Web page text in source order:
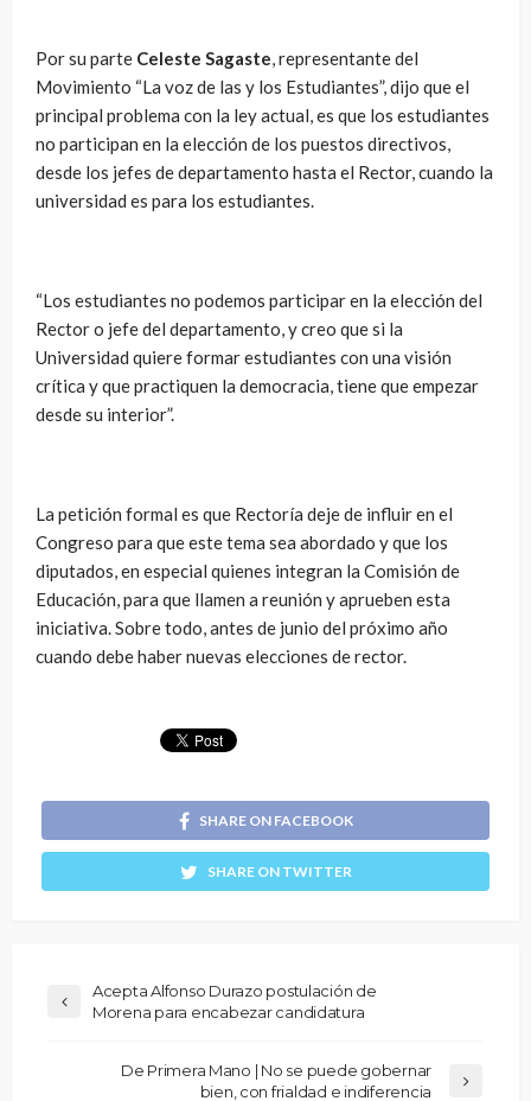
Por su parte Celeste Sagaste, representante del
Movimiento “La voz de las y los Estudiantes”, dijo que el
principal problema con la ley actual, es que los estudiantes
no participan en la elección de los puestos directivos,
desde los jefes de departamento hasta el Rector, cuando la
universidad es para los estudiantes.
“Los estudiantes no podemos participar en la elección del
Rector o jefe del departamento, y creo que si la
Universidad quiere formar estudiantes con una visión
crítica y que practiquen la democracia, tiene que empezar
desde su interior”.
La petición formal es que Rectoría deje de influir en el
Congreso para que este tema sea abordado y que los
diputados, en especial quienes integran la Comisión de
Educación, para que llamen a reunión y aprueben esta
iniciativa. Sobre todo, antes de junio del próximo año
cuando debe haber nuevas elecciones de rector.
SHARE ON FACEBOOK
SHARE ON TWITTER
Acepta Alfonso Durazo postulación de
Morena para encabezar candidatura
De Primera Mano | No se puede gobernar
bien, con frialdad e indiferencia